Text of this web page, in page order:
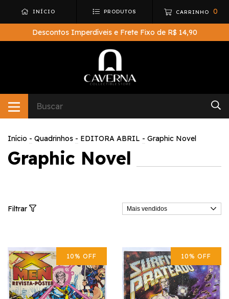
INÍCIO PRODUTOS CARRINHO 0
Descontos Imperdíveis e Frete Fixo de R$ 14,90
Início - Quadrinhos - EDITORA ABRIL - Graphic Novel
Graphic Novel
Filtrar
10% OFF 10% OFF